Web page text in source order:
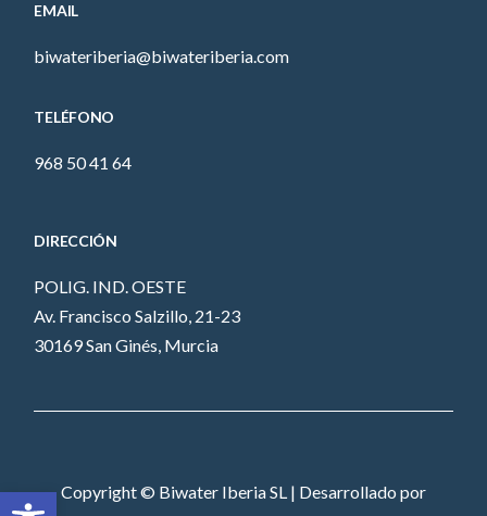
Abrir barra de herramientas
EMAIL
biwateriberia@biwateriberia.com
TELÉFONO
968 50 41 64
DIRECCIÓN
POLIG. IND. OESTE
Av. Francisco Salzillo, 21-23
30169 San Ginés, Murcia
Copyright © Biwater Iberia SL | Desarrollado por